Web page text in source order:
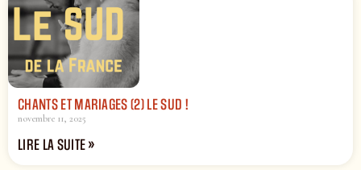
CHANTS ET MARIAGES (2) LE SUD !
novembre 11, 2025
LIRE LA SUITE »